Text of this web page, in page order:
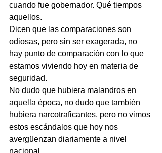
cuando fue gobernador. Qué tiempos
aquellos.
Dicen que las comparaciones son
odiosas, pero sin ser exagerada, no
hay punto de comparación con lo que
estamos viviendo hoy en materia de
seguridad.
No dudo que hubiera malandros en
aquella época, no dudo que también
hubiera narcotraficantes, pero no vimos
estos escándalos que hoy nos
avergüenzan diariamente a nivel